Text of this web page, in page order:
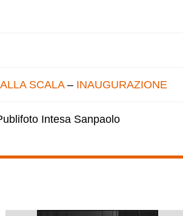
SCALA– INAUGURAZIONE
Intesa Sanpaolo